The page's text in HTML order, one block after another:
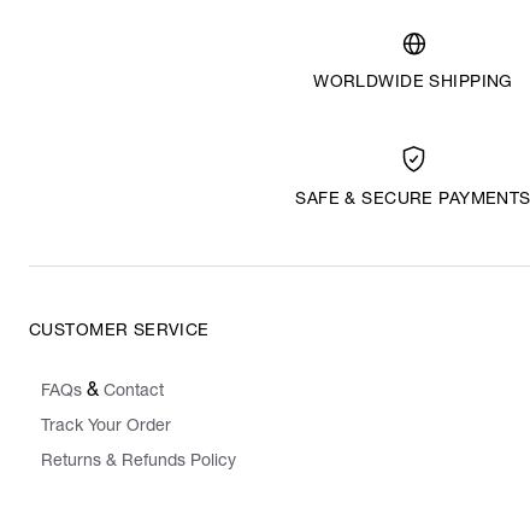
WORLDWIDE SHIPPING
SAFE & SECURE PAYMENTS
CUSTOMER SERVICE
FAQs & Contact
Track Your Order
Returns & Refunds Policy